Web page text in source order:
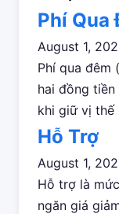
Phí Qua
August 1,
Phí qua đêm
hai đồng
khi giữ vị thế
Hỗ Trợ
August 1,
Hỗ trợ là
ngăn giá